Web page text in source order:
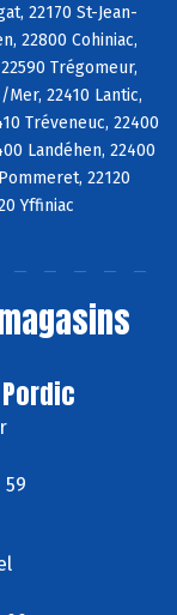
22170 St-Jean-
22800 Cohiniac,
Trégomeur,
22410 Lantic,
Tréveneuc, 22400
Landéhen, 22400
22120
Yffiniac
59